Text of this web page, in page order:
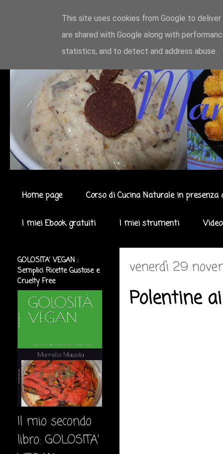
Home page Corso di Cucina Naturale in presenza
I miei Ebook gratuiti I miei strumenti
venerdì 29
Polentine
GOLOSITA' VEGAN :
Semplici Ricette Gustose e
Cruelty Free
Il mio secondo
libro: GOLOSITA'
This site uses cookies from Google to
are shared with Google along with
statistics, and to detect and address abuse.